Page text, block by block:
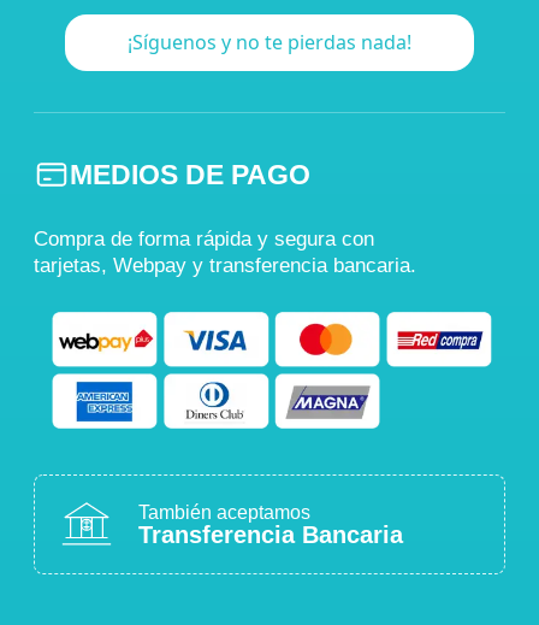
¡Síguenos y no te pierdas nada!
MEDIOS DE PAGO
Compra de forma rápida y segura con
tarjetas, Webpay y transferencia bancaria.
También aceptamos
Transferencia Bancaria